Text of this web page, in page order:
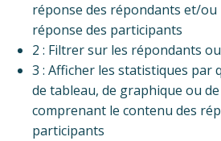
réponse des répondants et/ou
réponse des participants
2 : Filtrer sur les répondants
3 : Afficher les statistiques par
de tableau, de graphique ou
comprenant le contenu des
participants